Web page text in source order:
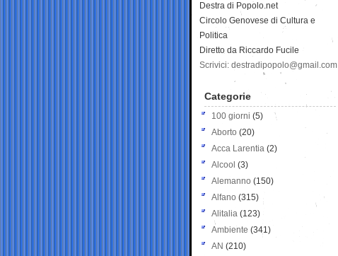
Destra di Popolo.net
Circolo Genovese di Cultura e
Politica
Diretto da Riccardo Fucile
Scrivici: destradipopolo@gmail.com
Categorie
100 giorni (5)
Aborto (20)
Acca Larentia (2)
Alcool (3)
Alemanno (150)
Alfano (315)
Alitalia (123)
Ambiente (341)
AN (210)